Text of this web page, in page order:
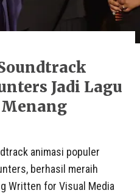
Jadi Lagu
Menang
animasi populer
berhasil meraih
Written for Visual Media